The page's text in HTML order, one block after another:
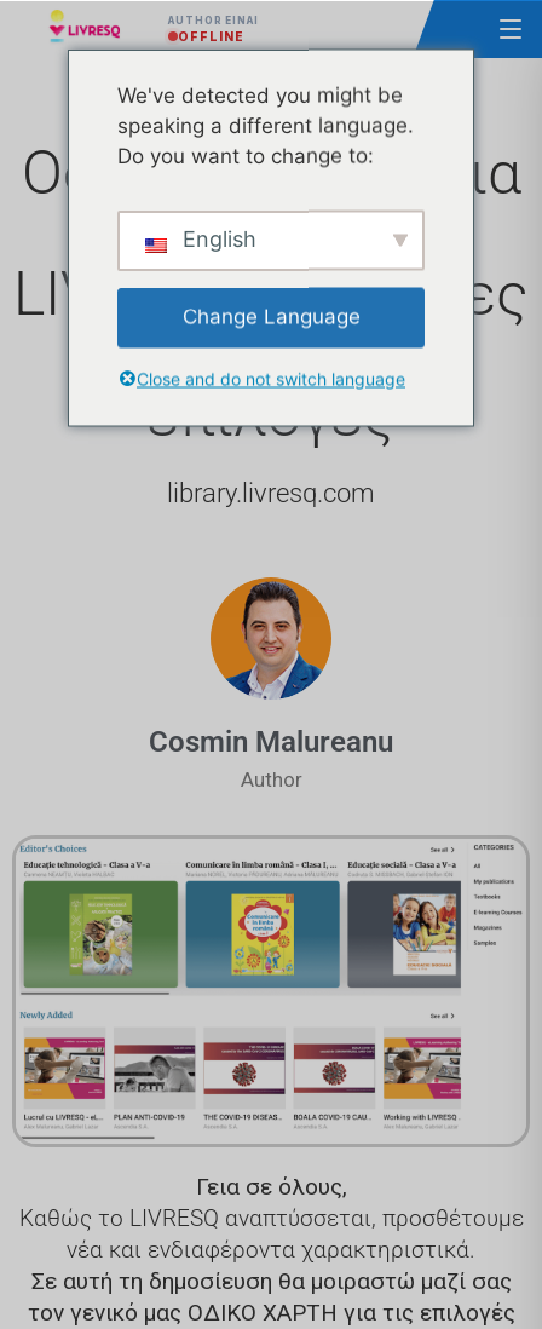
AUTHOR ΕΊΝΑΙ
OFFLINE
Οδικός χάρτης για
τη βιβλιοθήκη
LIVRESQ και άλλες
εκδοτικές
επιλογές
library.livresq.com
Cosmin Malureanu
Author
Γεια σε όλους,
Καθώς το LIVRESQ αναπτύσσεται, προσθέτουμε
νέα και ενδιαφέροντα χαρακτηριστικά.
Σε αυτή τη δημοσίευση θα μοιραστώ μαζί σας
τον γενικό μας ΟΔΙΚΟ ΧΑΡΤΗ για τις επιλογές
We've detected you might be
speaking a different language.
Do you want to change to:
English
Change Language
Close and do not switch language